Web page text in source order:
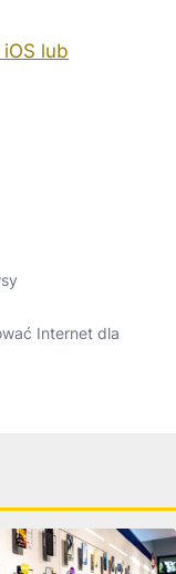
lub
Internet dla